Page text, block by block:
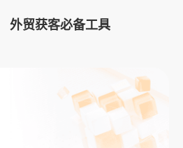
外贸获客必备工具